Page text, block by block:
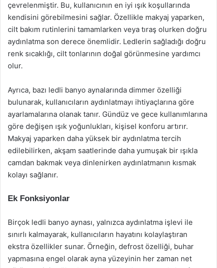
çevrelenmiştir. Bu, kullanıcının en iyi ışık koşullarında
kendisini görebilmesini sağlar. Özellikle makyaj yaparken,
cilt bakım rutinlerini tamamlarken veya tıraş olurken doğru
aydınlatma son derece önemlidir. Ledlerin sağladığı doğru
renk sıcaklığı, cilt tonlarının doğal görünmesine yardımcı
olur.
Ayrıca, bazı ledli banyo aynalarında dimmer özelliği
bulunarak, kullanıcıların aydınlatmayı ihtiyaçlarına göre
ayarlamalarına olanak tanır. Gündüz ve gece kullanımlarına
göre değişen ışık yoğunlukları, kişisel konforu artırır.
Makyaj yaparken daha yüksek bir aydınlatma tercih
edilebilirken, akşam saatlerinde daha yumuşak bir ışıkla
camdan bakmak veya dinlenirken aydınlatmanın kısmak
kolayı sağlanır.
Ek Fonksiyonlar
Birçok ledli banyo aynası, yalnızca aydınlatma işlevi ile
sınırlı kalmayarak, kullanıcıların hayatını kolaylaştıran
ekstra özellikler sunar. Örneğin, defrost özelliği, buhar
yapmasına engel olarak ayna yüzeyinin her zaman net